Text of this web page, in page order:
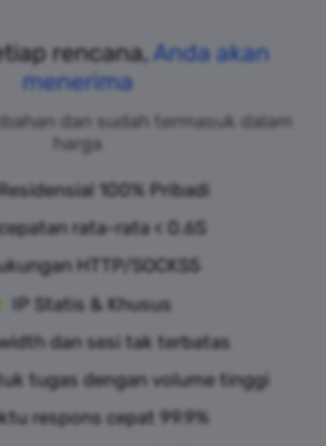
rencana, Anda akan
menerima
dan sudah termasuk dalam
harga
100% Pribadi
rata-rata < 0.6S
HTTP/SOCKS5
IP Statis & Khusus
dan sesi tak terbatas
tugas dengan volume tinggi
respons cepat 99.9%